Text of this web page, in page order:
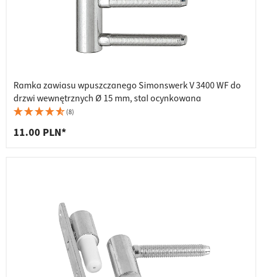
Ramka zawiasu wpuszczanego Simonswerk V 3400 WF do
drzwi wewnętrznych Ø 15 mm, stal ocynkowana
(8)
11.00 PLN*